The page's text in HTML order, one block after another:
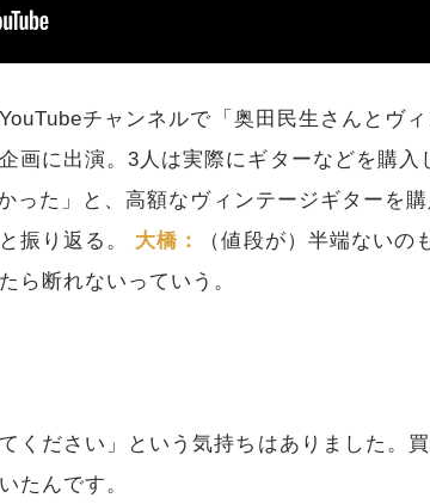
チャンネルで「奥田民生さんとヴ
画に出演。3人は実際にギターなどを購入
った」と、高額なヴィンテージギターを
振り返る。 大橋：
（値段が）半端ないの
ら断れないっていう。
ください」という気持ちはありました。
たんです。